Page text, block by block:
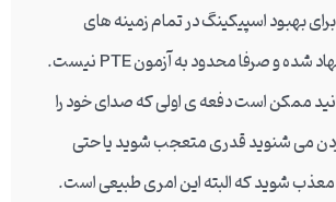
بهبود اسپیکینگ در تمام زمینه های
آموزش زبان پیشنهاد شده و صرفا محدود به آزمون PTE نیست.
ممکن است دفعه ی اولی که صدای خود را
می شنوید قدری متعجب شوید یا حتی
شوید که البته این امری طبیعی است.